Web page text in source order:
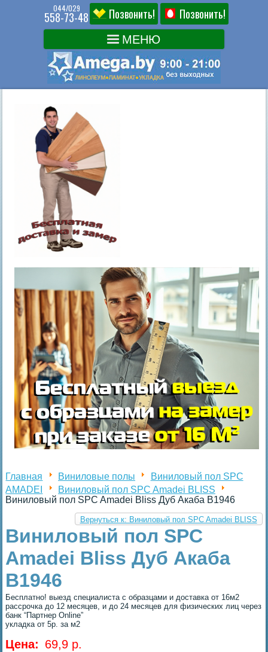
044/029
558-73-48 Позвонить! Позвонить!
Главная Виниловые полы
Виниловый пол SPC
AMADEI
Виниловый пол SPC Amadei BLISS
Виниловый пол SPC Amadei Bliss Дуб Акаба B1946
Вернуться к: Виниловый пол SPC Amadei BLISS
Виниловый пол SPC
Amadei Bliss Дуб Акаба
B1946
Бесплатно! выезд специалиста с образцами и доставка от 16м2
рассрочка до 12 месяцев, и до 24 месяцев для физических лиц через
банк “Партнер Online”
укладка от 5р. за м2
Цена: 69,9 p.